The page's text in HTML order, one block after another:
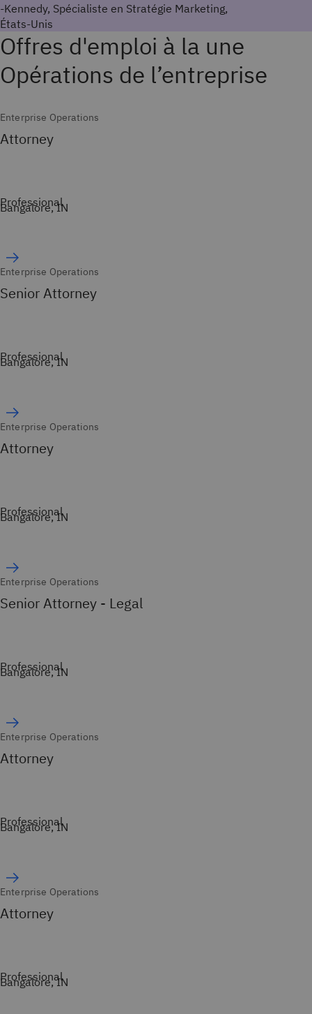
-Kennedy, Spécialiste en Stratégie Marketing,
États-Unis
Enterprise Operations
Attorney
Professional
Bangalore, IN
Enterprise Operations
Senior Attorney
Professional
Bangalore, IN
Enterprise Operations
Attorney
Professional
Bangalore, IN
Enterprise Operations
Senior Attorney - Legal
Professional
Bangalore, IN
Enterprise Operations
Attorney
Professional
Bangalore, IN
Enterprise Operations
Attorney
Professional
Bangalore, IN